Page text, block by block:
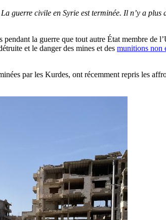
La guerre civile en Syrie est terminée. Il n’y a
la guerre que tout autre État membre de
et le danger des mines et des munitions non
par les Kurdes, ont récemment repris les